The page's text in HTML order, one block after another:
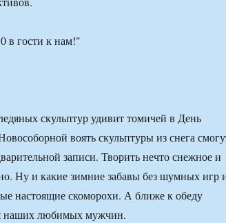
в гости к нам!"
скульптур удивит томичей в День
воять скульптуры из снега
записи. Творить нечто снежное и
Ну и какие зимние забавы без шумных игр
настоящие скоморохи. А ближе к обеду
наших любимых мужчин.